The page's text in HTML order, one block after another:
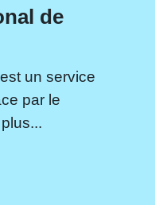
de
un service
par le